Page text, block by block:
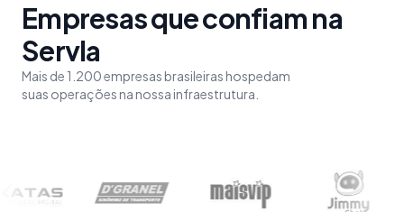
Empresas que confiam na
Servla
Mais de 1.200 empresas brasileiras hospedam
suas operações na nossa infraestrutura.